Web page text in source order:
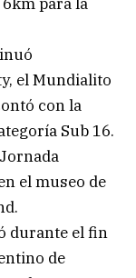
el Mundialito
con la
Sub 16.
el museo de
durante el fin
de